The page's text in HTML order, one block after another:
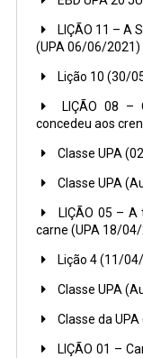
LIÇÃO 11 – A
(UPA 06/06/2021)
Lição 10 (30/
LIÇÃO 08 –
concedeu aos
Classe UPA
Classe UPA
LIÇÃO 05 –
carne (UPA 18/
Lição 4 (11/
Classe UPA
Classe da
LIÇÃO 01 –